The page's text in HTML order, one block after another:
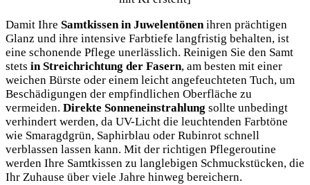
Damit Ihre Samtkissen in Juwelentönenihren prächtigen
Glanz und ihre intensive Farbtiefe langfristig behalten, ist
eine schonende Pflege unerlässlich. Reinigen Sie den Samt
stets in Streichrichtung der Fasern, am besten mit einer
weichen Bürste oder einem leicht angefeuchteten Tuch, um
Beschädigungen der empfindlichen Oberfläche zu
vermeiden. Direkte Sonneneinstrahlung sollte unbedingt
verhindert werden, da UV-Licht die leuchtenden Farbtöne
wie Smaragdgrün, Saphirblau oder Rubinrot schnell
verblassen lassen kann. Mit der richtigen Pflegeroutine
werden Ihre Samtkissen zu langlebigen Schmuckstücken, die
Ihr Zuhause über viele Jahre hinweg bereichern.